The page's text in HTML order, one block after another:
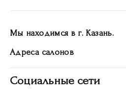
Мы находимся в г. Казань.
Адреса салонов
Социальные сети